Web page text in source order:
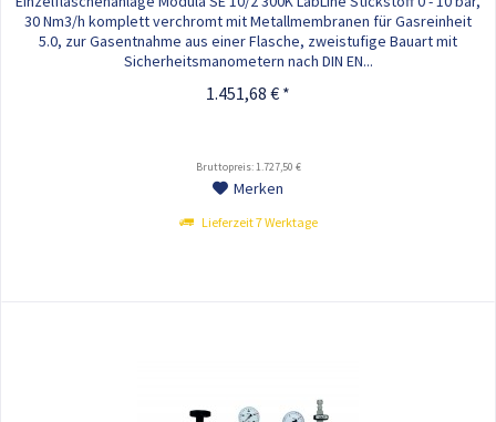
30 Nm3/h komplett verchromt mit Metallmembranen für Gasreinheit
5.0, zur Gasentnahme aus einer Flasche, zweistufige Bauart mit
Sicherheitsmanometern nach DIN EN...
1.451,68 € *
Bruttopreis: 1.727,50 €
Merken
Lieferzeit 7 Werktage